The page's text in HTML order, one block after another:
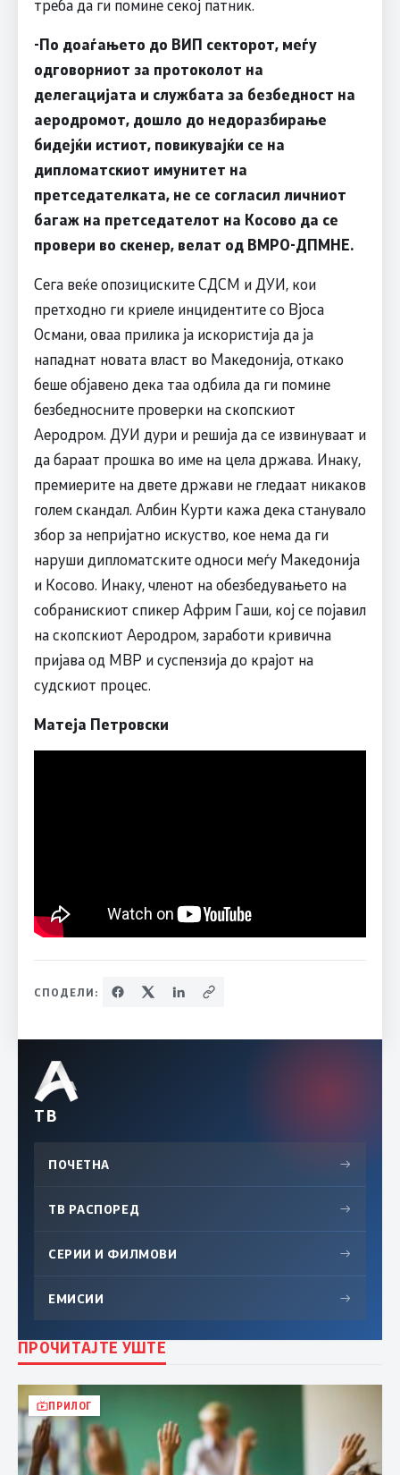
треба да ги помине секој патник.
-По доаѓањето до ВИП секторот, меѓу
одговорниот за протоколот на
делегацијата и службата за безбедност на
аеродромот, дошло до недоразбирање
бидејќи истиот, повикувајќи се на
дипломатскиот имунитет на
претседателката, не се согласил личниот
багаж на претседателот на Косово да се
провери во скенер, велат од ВМРО-ДПМНЕ.
Сега веќе опозициските СДСМ и ДУИ, кои
претходно ги криеле инцидентите со Вјоса
Османи, оваа прилика ја искористија да ја
нападнат новата власт во Македонија, откако
беше објавено дека таа одбила да ги помине
безбедносните проверки на скопскиот
Аеродром. ДУИ дури и решија да се извинуваат и
да бараат прошка во име на цела држава. Инаку,
премиерите на двете држави не гледаат никаков
голем скандал. Албин Курти кажа дека станувало
збор за непријатно искуство, кое нема да ги
наруши дипломатските односи меѓу Македонија
и Косово. Инаку, членот на обезбедувањето на
собранискиот спикер Африм Гаши, кој се појавил
на скопскиот Аеродром, заработи кривична
пријава од МВР и суспензија до крајот на
судскиот процес.
Матеја Петровски
СПОДЕЛИ:
ТВ
ПОЧЕТНА →
ТВ РАСПОРЕД →
СЕРИИ И ФИЛМОВИ →
ЕМИСИИ →
ПРОЧИТАЈТЕ УШТЕ
ПРИЛОГ